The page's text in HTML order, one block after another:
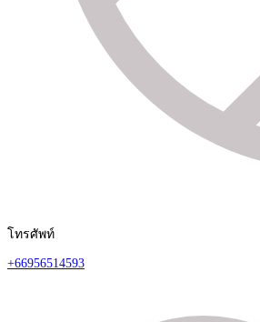
โทรศัพท์
+66956514593